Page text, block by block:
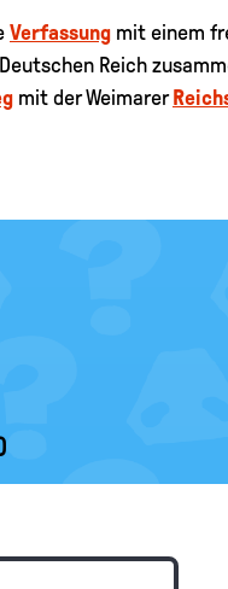
Verfassung mit einem
Reich
mit der Weimarer